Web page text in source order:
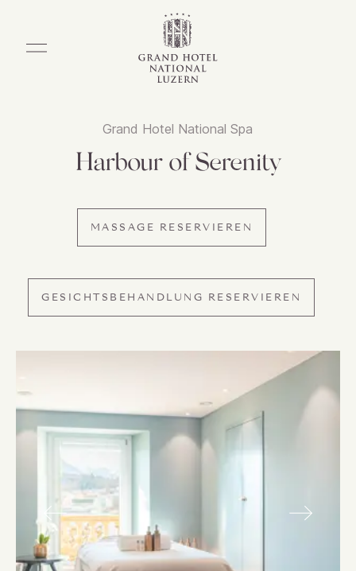
Grand Hotel National Spa
Harbour of Serenity
MASSAGE RESERVIEREN
GESICHTSBEHANDLUNG RESERVIEREN